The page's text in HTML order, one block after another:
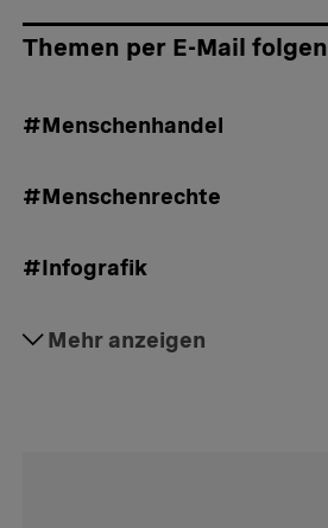
Themen per E-Mail folgen
#Menschenhandel
#Menschenrechte
#Infografik
Mehr anzeigen
#Missstände